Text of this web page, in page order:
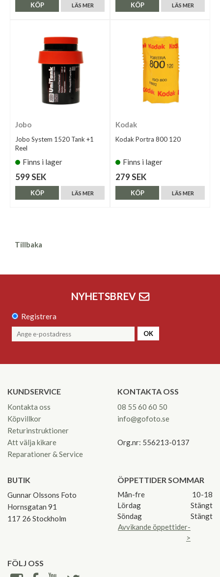
LÄS MER
KÖP LÄS MER
KÖP
Jobo
Jobo System 1520 Tank +1
Reel
Finns i lager
599 SEK
LÄS MER
KÖP
Kodak
Kodak Portra 800 120
Finns i lager
279 SEK
LÄS MER
KÖP
Tillbaka
NYHETSBREV
Registrera
OK
KUNDSERVICE
Kontakta oss
Köpvillkor
Returinstruktioner
Att välja kikare
Reparationer & Service
KONTAKTA OSS
08 55 60 60 50
info@gofoto.se
Org.nr: 556213-0137
BUTIK
Gunnar Olssons Foto
Hornsgatan 91
117 26 Stockholm
ÖPPETTIDER SOMMAR
Mån-fre
10-18
Lördag
Stängt
Söndag
Stängt
Avvikande öppettider-
>
FÖLJ OSS